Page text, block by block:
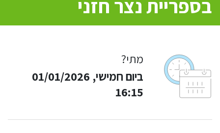
בספריית נצר חזני
מתי?
ביום חמישי, 01/01/2026
16:15